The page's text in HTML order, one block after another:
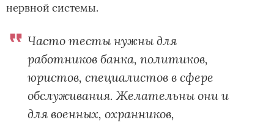
нервной системы.
Часто тесты нужны для
работников банка, политиков,
юристов, специалистов в сфере
обслуживания. Желательны они и
для военных, охранников,